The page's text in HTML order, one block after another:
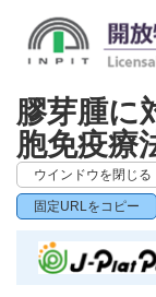
膠芽腫に
胞免疫療
ウインドウを閉じる
固定URLをコピー